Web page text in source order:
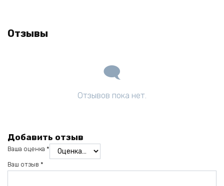
Отзывы
Отзывов пока нет.
Добавить отзыв
Ваша оценка *
Ваш отзыв *